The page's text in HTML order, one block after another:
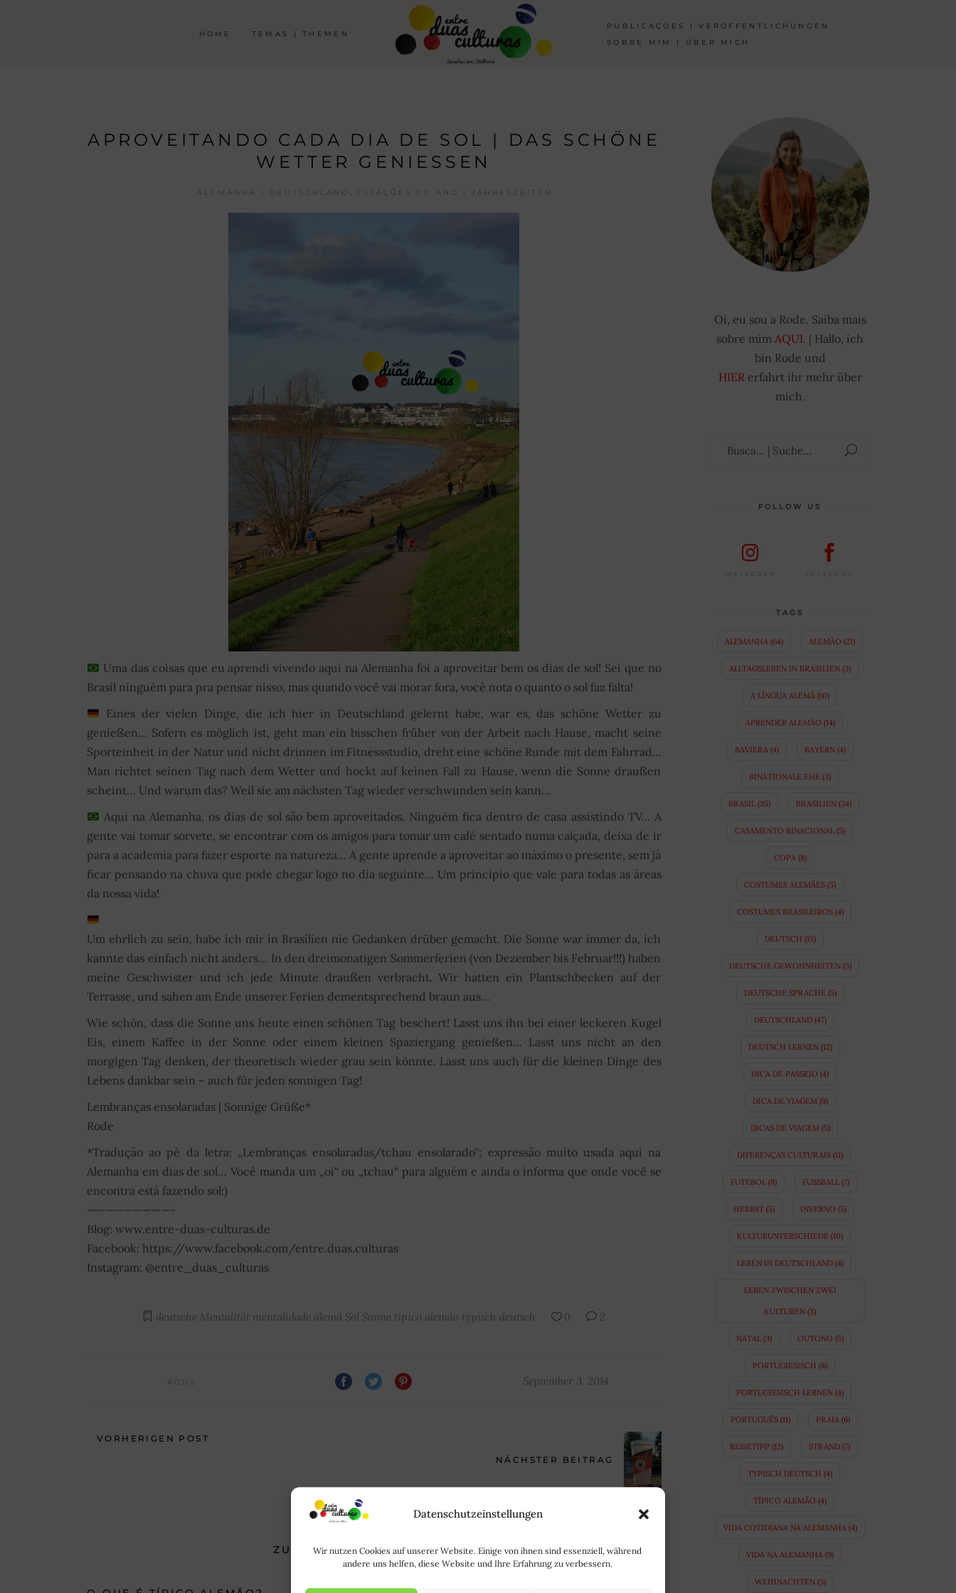
Datenschutzeinstellungen
Wir nutzen Cookies auf unserer Website. Einige von ihnen sind essenziell, während
andere uns helfen, diese Website und Ihre Erfahrung zu verbessern.
HOME TEMAS | THEMEN
PUBLICAÇÕES | VERÖFFENTLICHUNGEN
SOBRE MIM | ÜBER MICH
APROVEITANDO CADA DIA DE SOL | DAS SCHÖNE
WETTER GENIESSEN
ALEMANHA | DEUTSCHLAND ESTAÇÕES DO ANO | JAHRESZEITEN
Uma das coisas que eu aprendi vivendo aqui na Alemanha foi a aproveitar bem os dias de sol! Sei que no
Brasil ninguém para pra pensar nisso, mas quando você vai morar fora, você nota o quanto o sol faz falta!
Eines der vielen Dinge, die ich hier in Deutschland gelernt habe, war es, das schöne Wetter zu
genießen… Sofern es möglich ist, geht man ein bisschen früher von der Arbeit nach Hause, macht seine
Sporteinheit in der Natur und nicht drinnen im Fitnessstudio, dreht eine schöne Runde mit dem Fahrrad…
Man richtet seinen Tag nach dem Wetter und hockt auf keinen Fall zu Hause, wenn die Sonne draußen
scheint… Und warum das? Weil sie am nächsten Tag wieder verschwunden sein kann…
Aqui na Alemanha, os dias de sol são bem aproveitados. Ninguém fica dentro de casa assistindo TV… A
gente vai tomar sorvete, se encontrar com os amigos para tomar um café sentado numa calçada, deixa de ir
para a academia para fazer esporte na natureza… A gente aprende a aproveitar ao máximo o presente, sem já
ficar pensando na chuva que pode chegar logo no dia seguinte… Um príncipio que vale para todas as áreas
da nossa vida!
Um ehrlich zu sein, habe ich mir in Brasilien nie Gedanken drüber gemacht. Die Sonne war immer da, ich
kannte das einfach nicht anders… In den dreimonatigen Sommerferien (von Dezember bis Februar!!!) haben
meine Geschwister und ich jede Minute draußen verbracht. Wir hatten ein Plantschbecken auf der
Terrasse, und sahen am Ende unserer Ferien dementsprechend braun aus…
Wie schön, dass die Sonne uns heute einen schönen Tag beschert! Lasst uns ihn bei einer leckeren Kugel
Eis, einem Kaffee in der Sonne oder einem kleinen Spaziergang genießen… Lasst uns nicht an den
morgigen Tag denken, der theoretisch wieder grau sein könnte. Lasst uns auch für die kleinen Dinge des
Lebens dankbar sein – auch für jeden sonnigen Tag!
Lembranças ensolaradas | Sonnige Grüße*
Rode
*Tradução ao pé da letra: „Lembranças ensolaradas/tchau ensolarado“; expressão muito usada aqui na
Alemanha em dias de sol… Você manda um „oi“ ou „tchau“ para alguém e ainda o informa que onde você se
encontra está fazendo sol:)
—————————-
Blog: www.entre-duas-culturas.de
Facebook: https://www.facebook.com/entre.duas.culturas
Instagram: @entre_duas_culturas
deutsche Mentalität mentalidade alemã Sol Sonne típico alemão typisch deutsch 0 2
RODE September 3, 2014
VORHERIGEN POST
NÄCHSTER BEITRAG
ZUSAMMENHÄNGENDE POSTS
Oi, eu sou a Rode. Saiba mais
sobre mim AQUI. | Hallo, ich
bin Rode und
HIER erfahrt ihr mehr über
mich.
FOLLOW US
INSTAGRAM FACEBOOK
TAGS
ALEMANHA (64) ALEMÃO (21)
ALLTAGSLEBEN IN BRASILIEN (3)
A LÍNGUA ALEMÃ (10)
APRENDER ALEMÃO (14)
BAVIERA(4) BAYERN(4)
BINATIONALE EHE (3)
BRASIL (35) BRASILIEN (34)
CASAMENTO BINACIONAL (5)
COPA(8)
COSTUMES ALEMÃES (5)
COSTUMES BRASILEIROS(4)
DEUTSCH (15)
DEUTSCHE GEWOHNHEITEN(5)
DEUTSCHE SPRACHE(5)
DEUTSCHLAND(47)
DEUTSCH LERNEN(12)
DICA DE PASSEIO (4)
DICA DE VIAGEM(9)
DICAS DE VIAGEM(5)
DIFERENÇAS CULTURAIS (11)
FUTEBOL (8) FUSSBALL (7)
HERBST (5) INVERNO (5)
KULTURUNTERSCHIEDE (10)
LEBEN IN DEUTSCHLAND(4)
LEBEN ZWISCHEN ZWEI
KULTUREN (3)
NATAL (3) OUTONO (5)
PORTUGIESISCH (8)
PORTUGIESISCH LERNEN (4)
PORTUGUÊS(11) PRAIA(6)
REISETIPP (12) STRAND (7)
TYPISCH DEUTSCH (4)
TÍPICO ALEMÃO (4)
VIDA COTIDIANA NA ALEMANHA(4)
VIDA NA ALEMANHA (9)
WEIHNACHTEN(3)